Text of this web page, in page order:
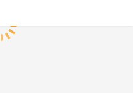
Chargement